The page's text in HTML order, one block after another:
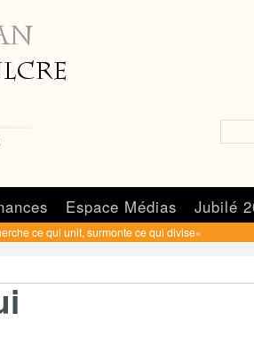
Espace Médias Jubilé
ce qui unit, surmonte ce qui divise»